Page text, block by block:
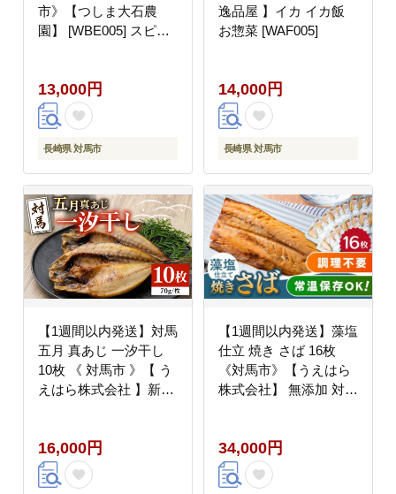
市》【つしま大石農
園】 [WBE005] スピー
13,000円
長崎県 対馬市
逸品屋 】イカ イカ飯
お惣菜 [WAF005]
14,000円
長崎県 対馬市
【1週間以内発送】対馬
五月 真あじ 一汐干し
10枚 《 対馬市 》【 う
えはら株式会社 】新鮮
発送 最速発送 最短発送
16,000円
【1週間以内発送】藻塩
仕立 焼き さば 16枚
《対馬市》【うえはら
株式会社】 無添加 対馬
ピード発送 最速発送 最
短発送
34,000円